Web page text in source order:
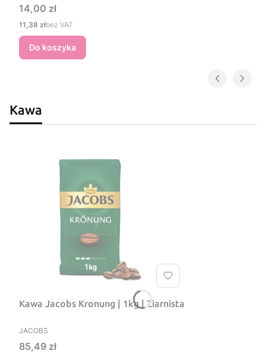
Cena
14,00 zł
Cena
11,38 złbez VAT
Do koszyka
Kawa
Kawa Jacobs Kronung | 1kg | Ziarnista
PRODUCENT
JACOBS
Cena
85,49 zł